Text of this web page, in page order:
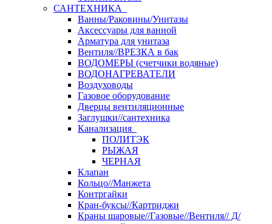
САНТЕХНИКА
Ванны/Раковины/Унитазы
Аксессуары для ванной
Арматура для унитаза
Вентиля//ВРЕЗКА в бак
ВОДОМЕРЫ (счетчики водяные)
ВОДОНАГРЕВАТЕЛИ
Воздуховоды
Газовое оборудование
Дверцы вентиляционные
Заглушки//сантехника
Канализация
ПОЛИТЭК
РЫЖАЯ
ЧЕРНАЯ
Клапан
Кольцо//Манжета
Контргайки
Кран-буксы//Картриджи
Краны шаровые//Газовые//Вентиля// Д/